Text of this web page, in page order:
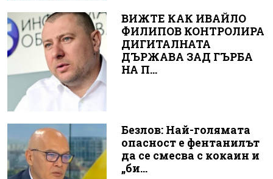
ВИЖТЕ КАК ИВАЙЛО
ФИЛИПОВ КОНТРОЛИРА
ДИГИТАЛНАТА
ДЪРЖАВА ЗАД ГЪРБА
НА П...
Безлов: Най-голямата
опасност е фентанилът
да се смесва с кокаин и
„би...